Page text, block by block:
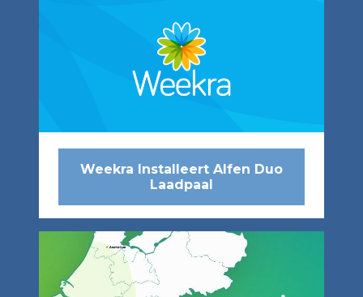
Weekra Installeert Alfen Duo
Laadpaal